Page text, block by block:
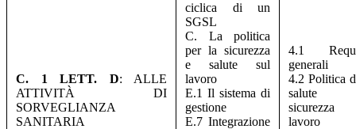
C. 1 LETT. D: ALLE
ATTIVITÀ DI
SORVEGLIANZA
SANITARIA
ciclica di un
SGSL
C. La politica
per la sicurezza
e salute sul
lavoro
E.1 Il sistema di
gestione
E.7 Integrazione
4.1
generali
4.2 Politica
salute
sicurezza
lavoro